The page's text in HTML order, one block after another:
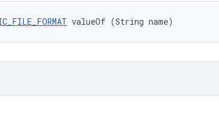
valueOf (String name)